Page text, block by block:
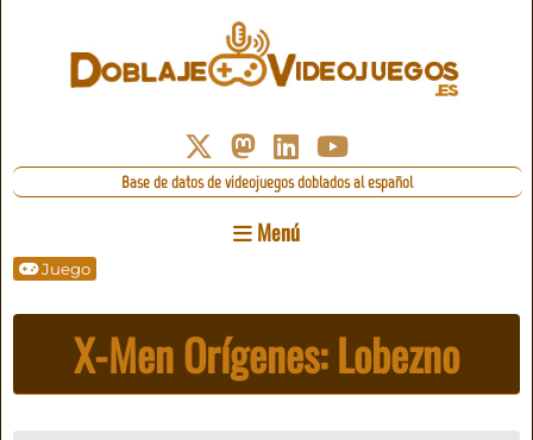
Base de datos de videojuegos doblados al español
Menú
Juego
X-Men Orígenes: Lobezno